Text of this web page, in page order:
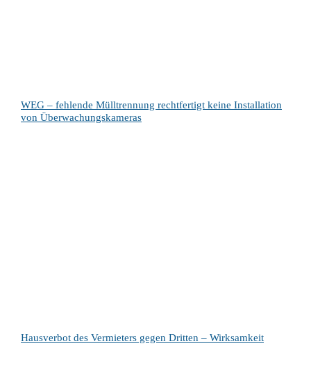
WEG – fehlende Mülltrennung rechtfertigt keine Installation
von Überwachungskameras
Hausverbot des Vermieters gegen Dritten – Wirksamkeit